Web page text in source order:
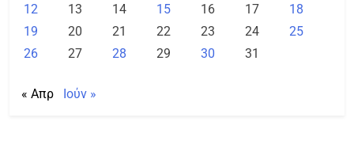
12
13 14 15 16 17
18
19
20 21 22 23 24
25
26
27 28 29 30 31
« Απρ Ιούν »